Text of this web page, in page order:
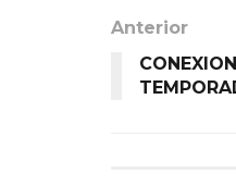
Anterior